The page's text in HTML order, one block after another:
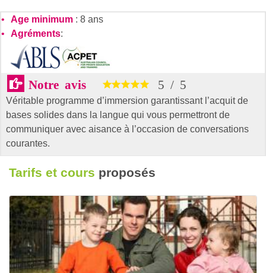
Age minimum: 8 ans
Agréments:
Notre avis 5 / 5
Véritable programme d’immersion garantissant l’acquit de
bases solides dans la langue qui vous permettront de
communiquer avec aisance à l’occasion de conversations
courantes.
Tarifs et cours proposés